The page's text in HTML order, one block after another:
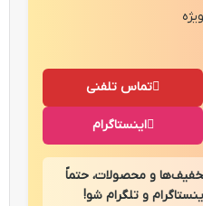
تماس تلفنی
اینستاگرام
و محصولات، حتماً
و تلگرام شو!